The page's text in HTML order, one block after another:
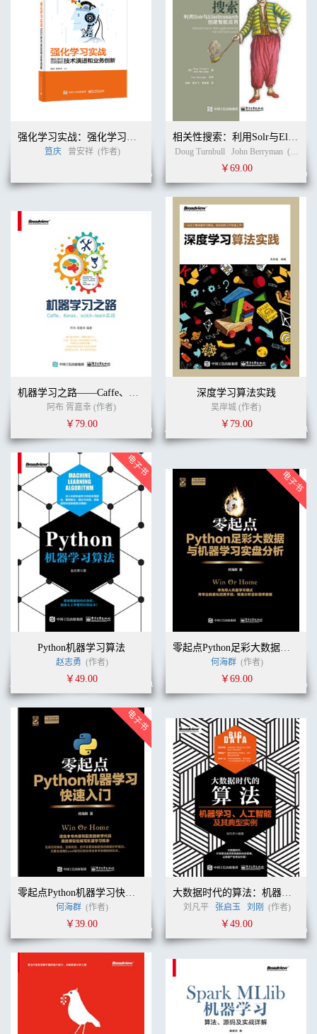
强化学习实战：强化学习在阿里的技术演进和业务创新
笪庆 曾安祥 (作者)
相关性搜索：利用Solr与Elasticsearch创建智能应用
Doug Turnbull John Berryman (作者)
￥69.00
机器学习之路——Caffe、Keras、scikit-learn实战
阿布 胥嘉幸 (作者)
￥79.00
深度学习算法实践
吴岸城 (作者)
￥79.00
Python机器学习算法
赵志勇 (作者)
￥49.00
零起点Python足彩大数据与机器学习实盘分析
何海群 (作者)
￥69.00
零起点Python机器学习快速入门
何海群 (作者)
￥39.00
大数据时代的算法：机器学习、人工智能及其典型实例
刘凡平 张启玉 刘刚 (作者)
￥49.00